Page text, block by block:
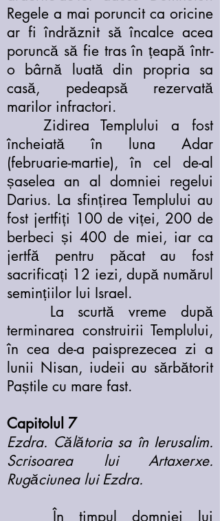
Regele a mai poruncit ca oricine
ar fi îndrăznit să încalce acea
poruncă să fie tras în țeapă într-
o bârnă luată din propria sa
casă, pedeapsă rezervată
marilor infractori.
Zidirea Templului a fost
încheiată în luna Adar
(februarie-martie), în cel de-al
șaselea an al domniei regelui
Darius. La sfințirea Templului au
fost jertfiți 100 de viței, 200 de
berbeci și 400 de miei, iar ca
jertfă pentru păcat au fost
sacrificați 12 iezi, după numărul
semințiilor lui Israel.
La scurtă vreme după
terminarea construirii Templului,
în cea de-a paisprezecea zi a
lunii Nisan, iudeii au sărbătorit
Paștile cu mare fast.
Capitolul 7
Ezdra. Călătoria sa în Ierusalim.
Scrisoarea lui Artaxerxe.
Rugăciunea lui Ezdra.
În timpul domniei lui